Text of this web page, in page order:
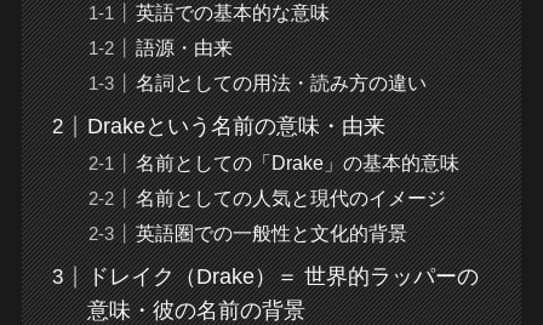
英語での基本的な意味
語源・由来
名詞としての用法・読み方の違い
Drakeという名前の意味・由来
名前としての「Drake」の基本的意味
名前としての人気と現代のイメージ
英語圏での一般性と文化的背景
ドレイク（Drake）＝ 世界的ラッパーの
意味・彼の名前の背景